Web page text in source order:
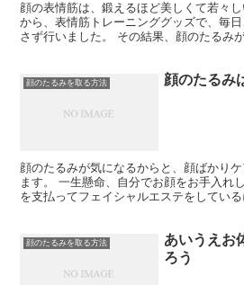
顔の表情筋は、鍛えるほど美しくて若々
から、表情筋トレーニンググッズで、毎
さず行いました。 その結果、顔のたるみ
顔のたるみを取る方法 顔のたるみ
顔のたるみが気になるからと、顔ばかり
ます。 一生懸命、自分でお顔をお手入れ
を支払ってフェイシャルエステをしてい
顔のたるみを取る方法
あいうえお
ろう